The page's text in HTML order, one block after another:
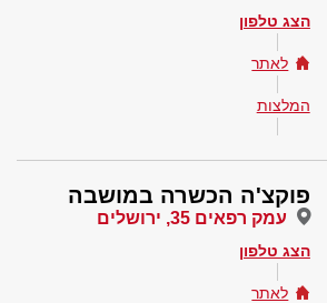
הצג טלפון
לאתר
המלצות
פוקצ'ה הכשרה במושבה
עמק רפאים 35, ירושלים
הצג טלפון
לאתר